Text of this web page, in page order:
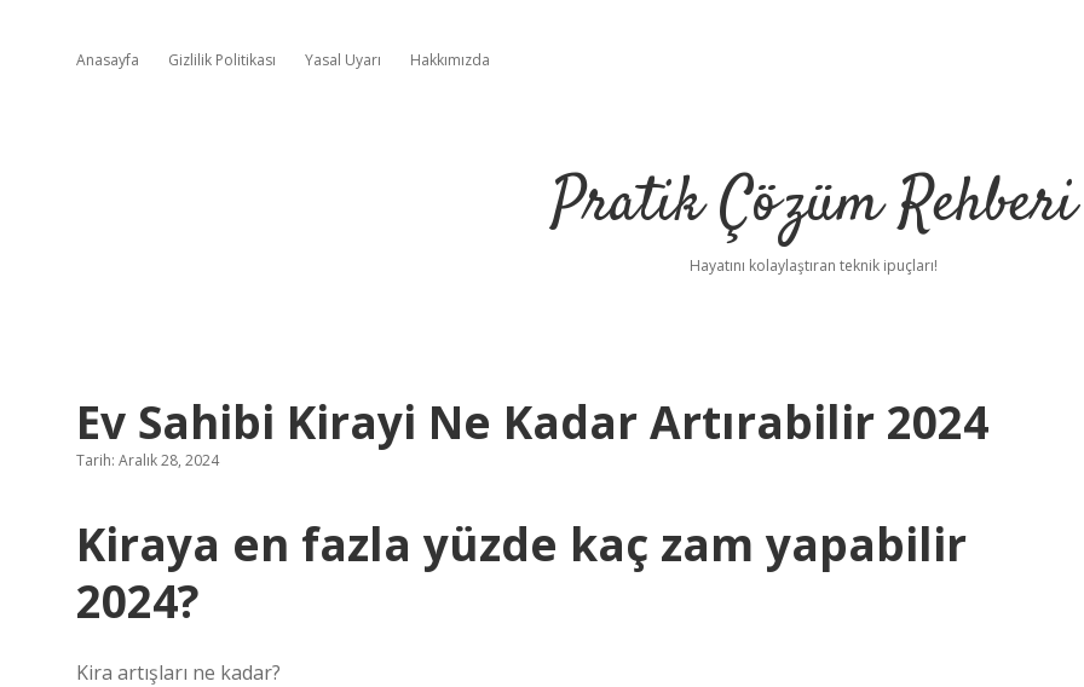
Anasayfa Gizlilik Politikası Yasal Uyarı Hakkımızda
Pratik Çözüm Rehberi
Hayatını kolaylaştıran teknik ipuçları!
Ev Sahibi Kirayi Ne Kadar Artırabilir 2024
Tarih: Aralık 28, 2024
Kiraya en fazla yüzde kaç zam yapabilir
2024?
Kira artışları ne kadar?